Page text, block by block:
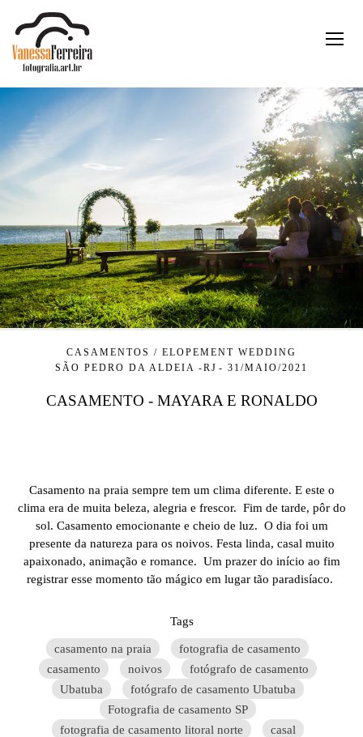
CASAMENTOS / ELOPEMENT WEDDING
SÃO PEDRO DA ALDEIA -RJ
31/MAIO/2021
CASAMENTO - MAYARA E RONALDO
Casamento na praia sempre tem um clima diferente. E este o
clima era de muita beleza, alegria e frescor. Fim de tarde, pôr do
sol. Casamento emocionante e cheio de luz. O dia foi um
presente da natureza para os noivos. Festa linda, casal muito
apaixonado, animação e romance. Um prazer do início ao fim
registrar esse momento tão mágico em lugar tão paradisíaco.
Tags
casamento na praia
fotografia de casamento
casamento
noivos
fotógrafo de casamento
Ubatuba
fotógrafo de casamento Ubatuba
Fotografia de casamento SP
fotografia de casamento litoral norte
casal